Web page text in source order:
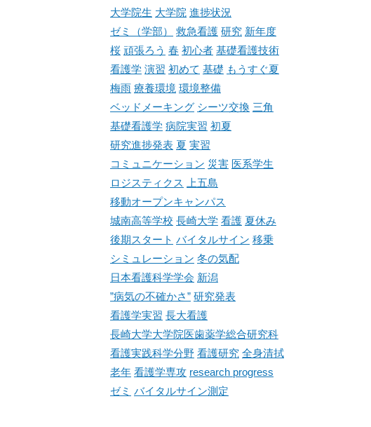
大学院生 大学院 進捗状況
ゼミ（学部）
救急看護 研究 新年度
桜 頑張ろう 春 初心者 基礎看護技術
看護学 演習 初めて 基礎 もうすぐ夏
梅雨 療養環境 環境整備
ベッドメーキング シーツ交換 三角
基礎看護学 病院実習 初夏
研究進捗発表 夏 実習
コミュニケーション 災害 医系学生
ロジスティクス
上五島
移動オープンキャンパス
城南高等学校 長崎大学 看護 夏休み
後期スタート バイタルサイン 移乗
シミュレーション 冬の気配
日本看護科学学会 新潟
”病気の不確かさ” 研究発表
看護学実習 長大看護
長崎大学大学院医歯薬学総合研究科
看護実践科学分野 看護研究 全身清拭
老年 看護学専攻 research progress
ゼミ バイタルサイン測定